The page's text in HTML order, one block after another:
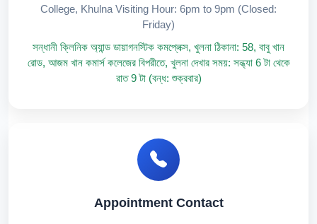
College, Khulna Visiting Hour: 6pm to 9pm (Closed:
Friday)
সন্ধানী ক্লিনিক অ্যান্ড ডায়াগনস্টিক কমপ্লেক্স, খুলনা ঠিকানা: 58, বাবু খান
রোড, আজম খান কমার্স কলেজের বিপরীতে, খুলনা দেখার সময়: সন্ধ্যা 6 টা থেকে
রাত 9 টা (বন্ধ: শুক্রবার)
Appointment Contact